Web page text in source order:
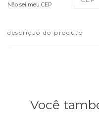
Não sei meu CEP
descrição do produto
Você